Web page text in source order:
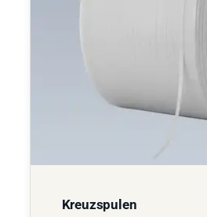
Kreuzspulen